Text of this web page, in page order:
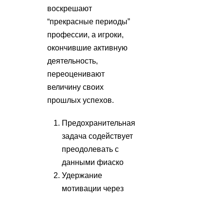
воскрешают
“прекрасные периоды”
профессии, а игроки,
окончившие активную
деятельность,
переоценивают
величину своих
прошлых успехов.
Предохранительная
задача содействует
преодолевать с
данными фиаско
Удержание
мотивации через